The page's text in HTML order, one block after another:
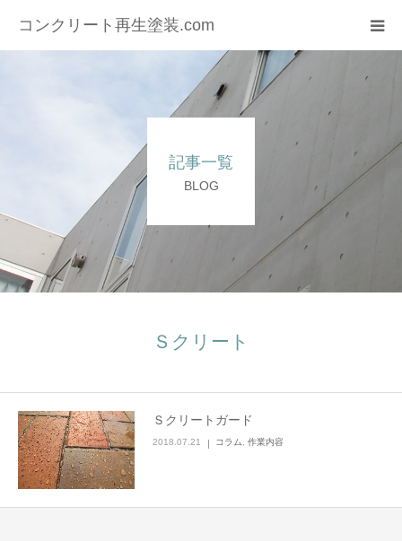
コンクリート再生塗装.com
記事一覧
BLOG
Ｓクリート
Ｓクリートガード
2018.07.21 コラム 作業内容
コラム
お問い合わせ